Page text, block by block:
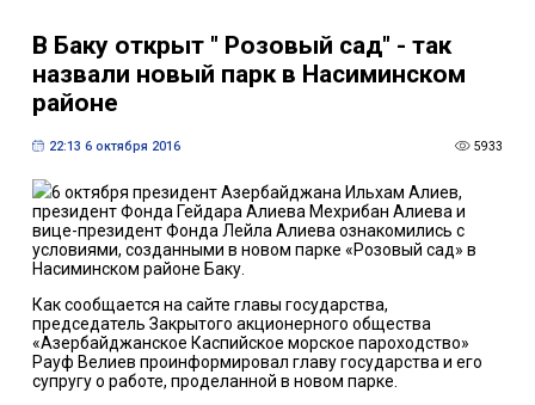
В Баку открыт " Розовый сад" - так
назвали новый парк в Насиминском
районе
22:13 6 октября 2016 5933
6 октября президент Азербайджана Ильхам Алиев,
президент Фонда Гейдара Алиева Мехрибан Алиева и
вице-президент Фонда Лейла Алиева ознакомились с
условиями, созданными в новом парке «Розовый сад» в
Насиминском районе Баку.
Как сообщается на сайте главы государства,
председатель Закрытого акционерного общества
«Азербайджанское Каспийское морское пароходство»
Рауф Велиев проинформировал главу государства и его
супругу о работе, проделанной в новом парке.